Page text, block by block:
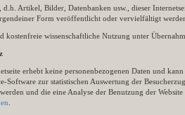
d.h. Artikel, Bilder, Datenbanken usw., dieser
Form veröffentlicht oder vervielfältigt
kostenfreie wissenschaftliche Nutzung unter
erhebt keine personenbezogenen Daten und
Software zur statistischen Auswertung der
und die eine Analyse der Benutzung der